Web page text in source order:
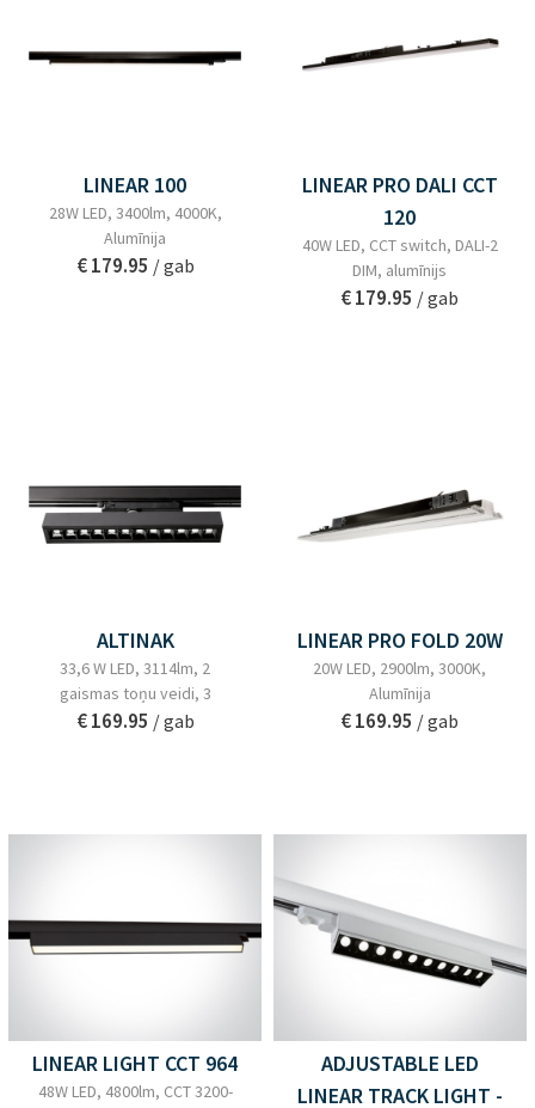
LINEAR 100
28W LED, 3400lm, 4000K,
Alumīnija
€ 179.95 / gab
LINEAR PRO DALI CCT
120
40W LED, CCT switch, DALI-2
DIM, alumīnijs
€ 179.95 / gab
ALTINAK
33,6 W LED, 3114lm, 2
gaismas toņu veidi, 3
€ 169.95 / gab
LINEAR PRO FOLD 20W
20W LED, 2900lm, 3000K,
Alumīnija
€ 169.95 / gab
LINEAR LIGHT CCT 964
48W LED, 4800lm, CCT 3200-
ADJUSTABLE LED
LINEAR TRACK LIGHT -